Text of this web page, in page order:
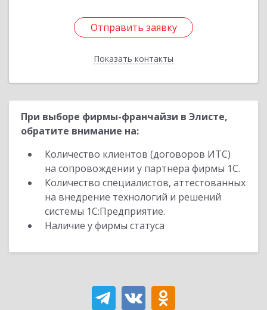
Отправить заявку
Показать контакты
Отправить заявку
Назад
При выборе фирмы-франчайзи в Элисте,
обратите внимание на:
Количество клиентов (договоров ИТС)
на сопровождении у партнера фирмы 1С.
Количество специалистов, аттестованных
на внедрение технологий и решений
системы 1С:Предприятие.
Наличие у фирмы статуса